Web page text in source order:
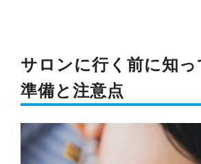
サロンに行く前に知
準備と注意点